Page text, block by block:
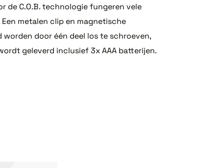
de C.O.B. technologie fungeren vele
metalen clip en magnetische
door één deel los te schroeven,
geleverd inclusief 3x AAA batterijen.